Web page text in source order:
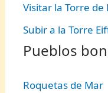
Visitar la Torre de
Subir a la Torre
Pueblos
Roquetas de Mar